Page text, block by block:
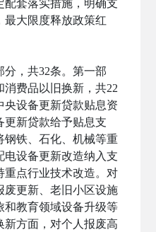
配套落实措施，明确支
最大限度释放政策红
，共32条。第一部
费品以旧换新，共22
央设备更新贷款贴息资
更新贷款给予贴息支
钢铁、石化、机械等重
电设备更新改造纳入支
重点行业技术改造。对
废更新、老旧小区设施
和教育领域设备升级等
新方面，对个人报废高